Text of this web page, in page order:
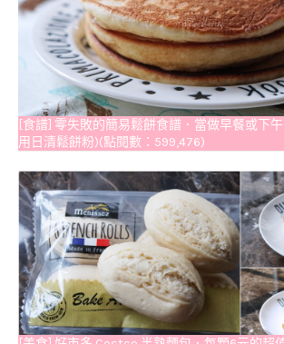
[食譜] 零失敗的簡易鬆餅食譜．當做早餐或下
用日清鬆餅粉)(點閱數：599,476)